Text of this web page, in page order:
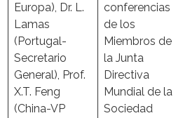
Europa), Dr. L.
Lamas
(Portugal-
Secretario
General), Prof.
X.T. Feng
(China-VP
conferencias
de los
Miembros de
la Junta
Directiva
Mundial de la
Sociedad